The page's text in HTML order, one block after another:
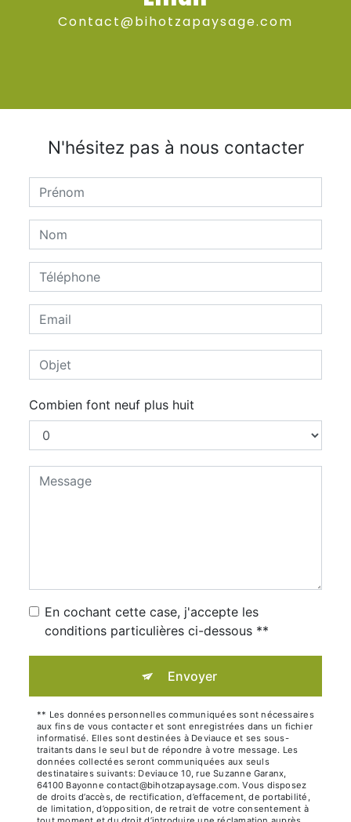
contact@bihotzapaysage.com
N'hésitez pas à nous contacter
Combien font neuf plus huit
En cochant cette case, j'accepte les
conditions particulières ci-dessous **
Envoyer
** Les données personnelles communiquées sont nécessaires
aux fins de vous contacter et sont enregistrées dans un fichier
informatisé. Elles sont destinées à Deviauce et ses sous-
traitants dans le seul but de répondre à votre message. Les
données collectées seront communiquées aux seuls
destinataires suivants: Deviauce 10, rue Suzanne Garanx,
64100 Bayonne contact@bihotzapaysage.com. Vous disposez
de droits d’accès, de rectification, d’effacement, de portabilité,
de limitation, d’opposition, de retrait de votre consentement à